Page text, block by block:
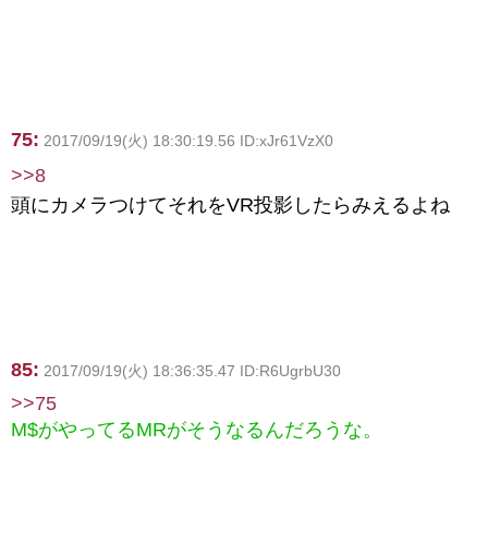
75: 2017/09/19(火) 18:30:19.56 ID:xJr61VzX0
>>8
頭にカメラつけてそれをVR投影したらみえるよね
85: 2017/09/19(火) 18:36:35.47 ID:R6UgrbU30
>>75
M$がやってるMRがそうなるんだろうな。